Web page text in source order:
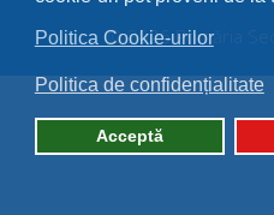
Politica Cookie-urilor
Politica de confidențialitate
Acceptă
© 2026 Primăria